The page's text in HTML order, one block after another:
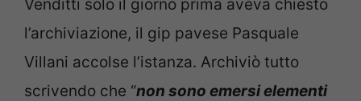
Venditti solo il giorno prima aveva chiesto
l’archiviazione, il gip pavese Pasquale
Villani accolse l’istanza. Archiviò tutto
scrivendo che “non sono emersi elementi